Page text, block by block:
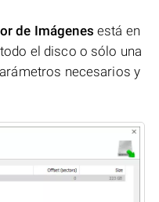
de Imágenes está en
el disco o sólo una
necesarios y